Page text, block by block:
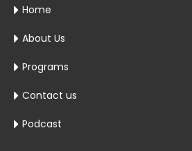
Home
About Us
Programs
Contact us
Podcast